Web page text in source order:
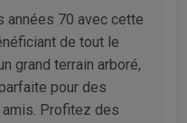
années 70 avec cette
de tout le
grand terrain arboré,
pour des
Profitez des